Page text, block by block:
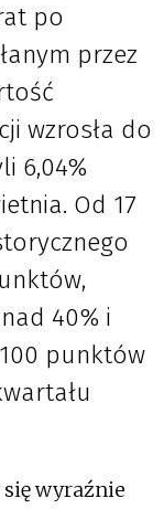
po
przez
wzrosła do
6,04%
Od 17
40% i
punktów
się wyraźnie